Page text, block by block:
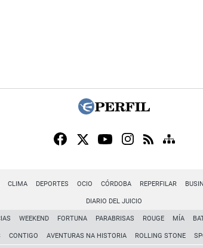
CLIMA DEPORTES OCIO CÓRDOBA REPERFILAR
DIARIO DEL JUICIO
WEEKEND FORTUNA PARABRISAS ROUGE MÍA
CONTIGO AVENTURAS NA HISTORIA ROLLING STONE